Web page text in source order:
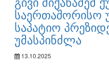
გივი მიქანაძემ
საერთაშორისო
საპატიო
უმასპინძლა
13.10.2025